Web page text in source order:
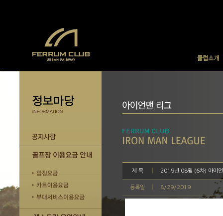
제 목 2019년 08월 (6차) 아이언
등록일 8/29/2019